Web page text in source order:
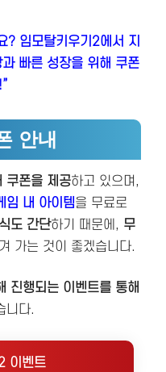
? 임모탈키우기2에서 지
빠른 성장을 위해 쿠폰
안내
쿠폰을 제공하고 있으며,
임 내 아이템을 무료로
도 간단하기 때문에, 무
가는 것이 좋겠습니다.
진행되는 이벤트를 통해
니다.
이벤트